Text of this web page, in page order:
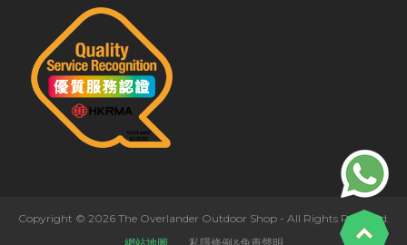
Copyright © 2026 The Overlander Outdoor Shop - All Rights Reserved.